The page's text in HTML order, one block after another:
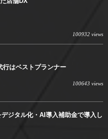
100932 views
行はベストプランナー
100643 views
ジタル化・AI導入補助金で導入し